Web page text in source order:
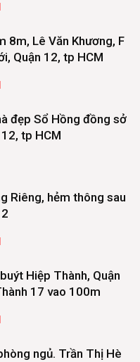
8m, Lê Văn Khương, F
Quận 12, tp HCM
đẹp Sổ Hồng đồng sở
tp HCM
Riêng, hẻm thông sau
Hiệp Thành, Quận
17 vao 100m
ngủ. Trần Thị Hè